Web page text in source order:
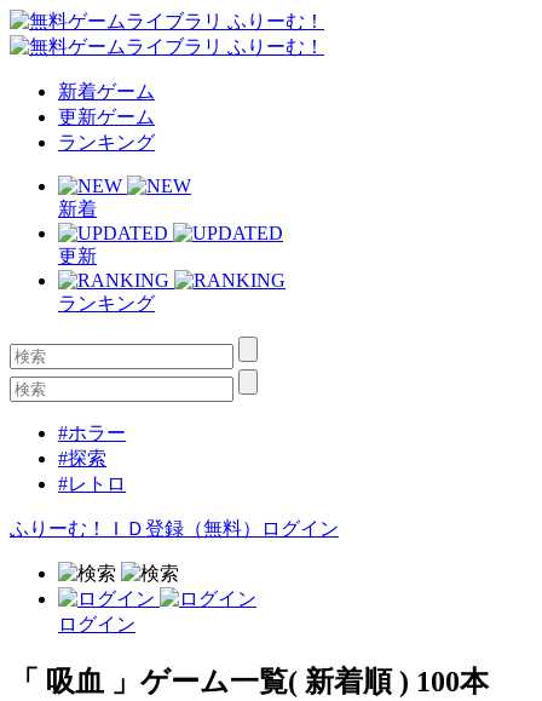
新着ゲーム
更新ゲーム
ランキング
新着
更新
ランキング
#ホラー
#探索
#レトロ
ふりーむ！ＩＤ登録（無料） ログイン
ログイン
「 吸血 」ゲーム一覧( 新着順 ) 100本